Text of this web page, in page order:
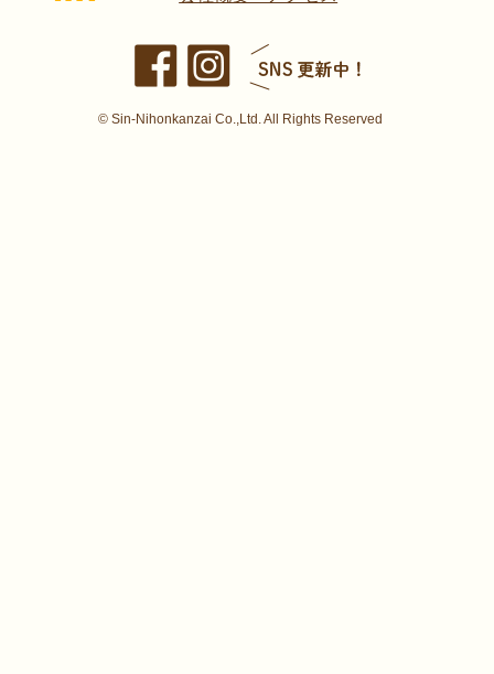
© Sin-Nihonkanzai Co.,Ltd. All Rights Reserved